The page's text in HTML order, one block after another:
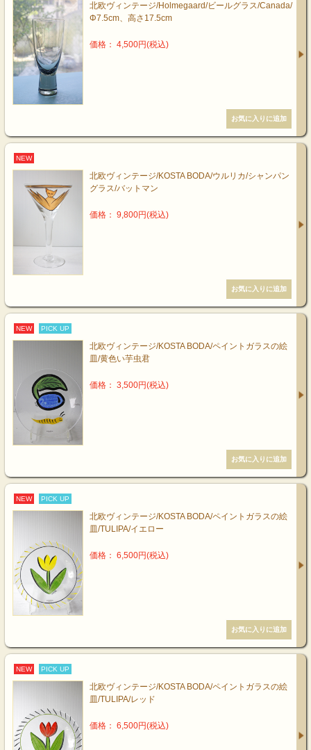
北欧ヴィンテージ/Holmegaard/ビールグラス/Canada/
Φ7.5cm、高さ17.5cm
価格： 4,500円(税込)
NEW
北欧ヴィンテージ/KOSTA BODA/ウルリカ/シャンパン
グラス/バットマン
価格： 9,800円(税込)
NEW PICK UP
北欧ヴィンテージ/KOSTA BODA/ペイントガラスの絵
皿/黄色い芋虫君
価格： 3,500円(税込)
NEW PICK UP
北欧ヴィンテージ/KOSTA BODA/ペイントガラスの絵
皿/TULIPA/イエロー
価格： 6,500円(税込)
NEW PICK UP
北欧ヴィンテージ/KOSTA BODA/ペイントガラスの絵
皿/TULIPA/レッド
価格： 6,500円(税込)